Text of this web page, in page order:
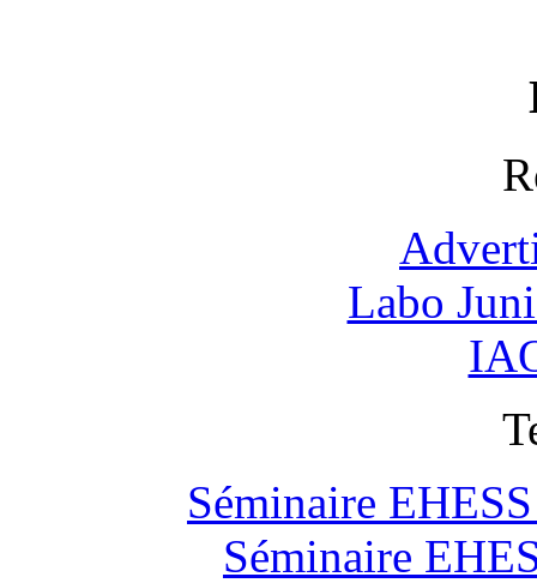
Labo
Séminaire
Séminaire